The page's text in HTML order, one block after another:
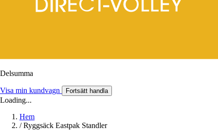
Delsumma
Visa min kundvagn Fortsätt handla
Loading...
Hem
/ Ryggsäck Eastpak Standler